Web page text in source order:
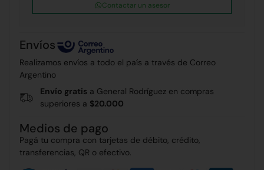
Contactar un asesor
Envíos
Realizamos envíos a todo el país a través de Correo
Argentino
Envío gratis a General Rodríguez en compras
superiores a $20.000
Medios de pago
Pagá tu compra con tarjetas de débito, crédito,
transferencias, QR o efectivo.